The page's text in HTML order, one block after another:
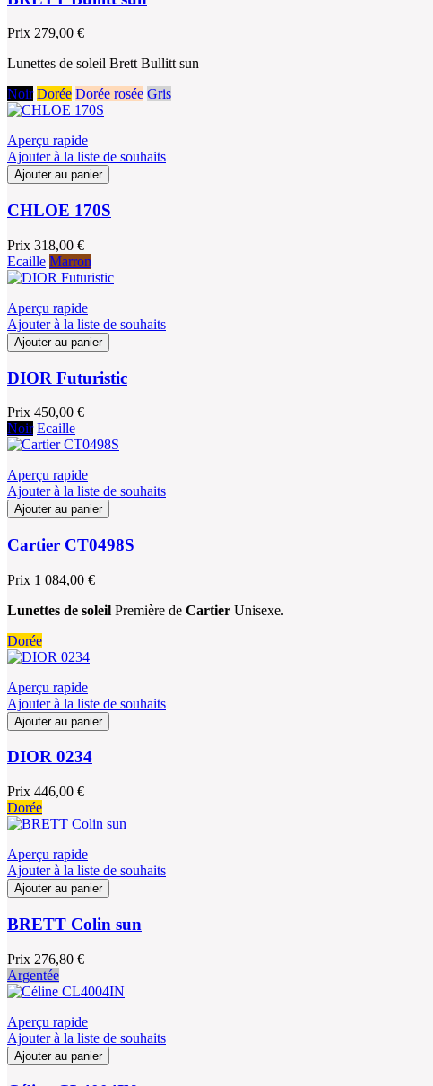
Prix 279,00 €
Lunettes de soleil Brett Bullitt sun
Noir Dorée Dorée rosée Gris
Aperçu rapide
Ajouter à la liste de souhaits
Ajouter au panier
CHLOE 170S
Prix 318,00 €
Ecaille Marron
Aperçu rapide
Ajouter à la liste de souhaits
Ajouter au panier
DIOR Futuristic
Prix 450,00 €
Noir Ecaille
Aperçu rapide
Ajouter à la liste de souhaits
Ajouter au panier
Cartier CT0498S
Prix 1 084,00 €
Lunettes de soleil Première de Cartier Unisexe.
Dorée
Aperçu rapide
Ajouter à la liste de souhaits
Ajouter au panier
DIOR 0234
Prix 446,00 €
Dorée
Aperçu rapide
Ajouter à la liste de souhaits
Ajouter au panier
BRETT Colin sun
Prix 276,80 €
Argentée
Aperçu rapide
Ajouter à la liste de souhaits
Ajouter au panier